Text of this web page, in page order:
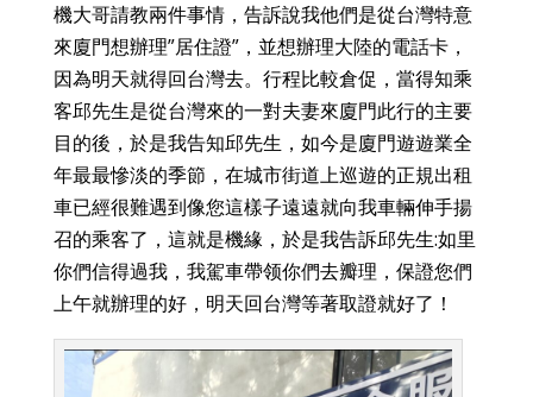
機大哥請教兩件事情，告訴說我他們是從台灣特意
來廈門想辦理”居住證”，並想辦理大陸的電話卡，
因為明天就得回台灣去。行程比較倉促，當得知乘
客邱先生是從台灣來的一對夫妻來廈門此行的主要
目的後，於是我告知邱先生，如今是廈門遊遊業全
年最最慘淡的季節，在城市街道上巡遊的正規出租
車已經很難遇到像您這樣子遠遠就向我車輛伸手揚
召的乘客了，這就是機緣，於是我告訴邱先生:如里
你們信得過我，我駕車帶领你們去瓣理，保證您們
上午就辦理的好，明天回台灣等著取證就好了！